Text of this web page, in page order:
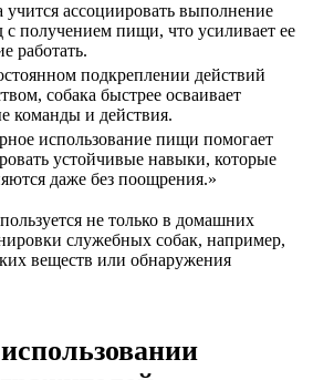
учится ассоциировать выполнение
с получением пищи, что усиливает ее
работать.
подкреплении действий
собака быстрее осваивает
команды и действия.
использование пищи помогает
устойчивые навыки, которые
даже без поощрения.»
не только в домашних
служебных собак, например,
веществ или обнаружения